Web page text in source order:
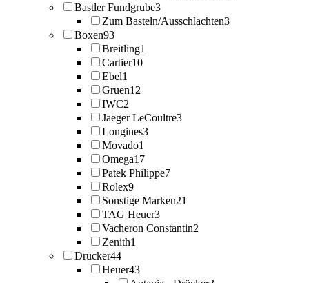
Bastler Fundgrube3
Zum Basteln/Ausschlachten3
Boxen93
Breitling1
Cartier10
Ebel1
Gruen12
IWC2
Jaeger LeCoultre3
Longines3
Movado1
Omega17
Patek Philippe7
Rolex9
Sonstige Marken21
TAG Heuer3
Vacheron Constantin2
Zenith1
Drücker44
Heuer43